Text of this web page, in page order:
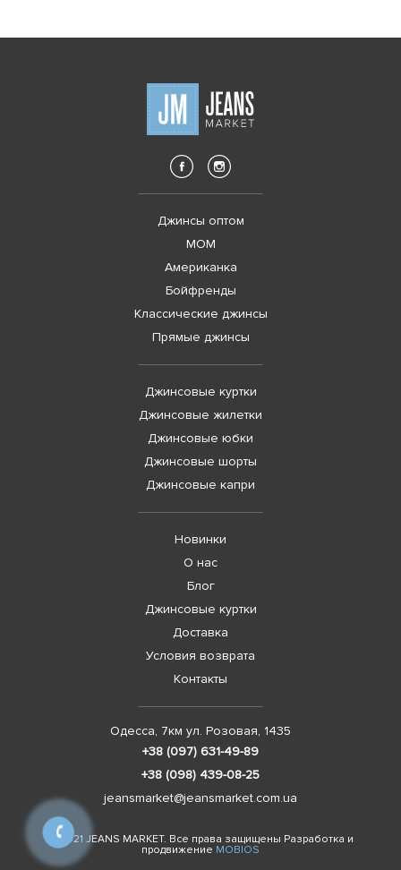
Джинсы оптом
MOM
Американка
Бойфренды
Классические джинсы
Прямые джинсы
Джинсовые куртки
Джинсовые жилетки
Джинсовые юбки
Джинсовые шорты
Джинсовые капри
Новинки
О нас
Блог
Джинсовые куртки
Доставка
Условия возврата
Контакты
Одесса, 7км ул. Розовая, 1435
+38 (097) 631-49-89
+38 (098) 439-08-25
jeansmarket@jeansmarket.com.ua
© 2021 JEANS MARKET. Все права защищены Разработка и
продвижение MOBIOS